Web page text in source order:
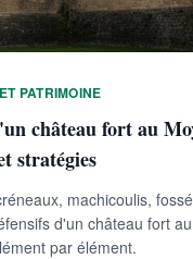
PATRIMOINE
château fort au
stratégies
machicoulis,
d'un château fort
par élément.